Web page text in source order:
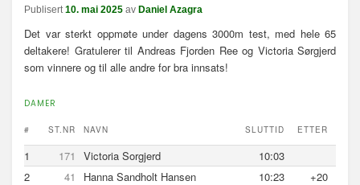
Publisert10. mai 2025 av Daniel Azagra
Det var sterkt oppmøte under dagens 3000m test, med hele 65
deltakere! Gratulerer til Andreas Fjorden Ree og Victoria Sørgjerd
som vinnere og til alle andre for bra innsats!
DAMER
# ST.NR NAVN SLUTTID ETTER
1 171 Victoria Sorgjerd
10:03
2
41 Hanna Sandholt Hansen 10:23
+20